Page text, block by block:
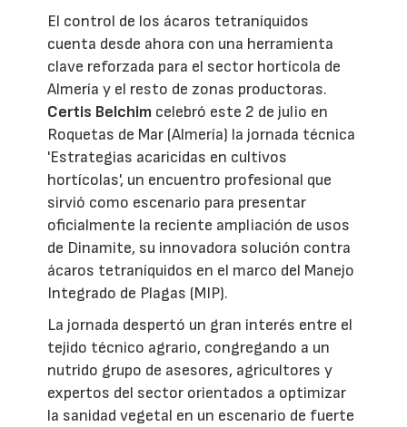
El control de los ácaros tetraníquidos
cuenta desde ahora con una herramienta
clave reforzada para el sector hortícola de
Almería y el resto de zonas productoras.
Certis Belchim celebró este 2 de julio en
Roquetas de Mar (Almería) la jornada técnica
'Estrategias acaricidas en cultivos
hortícolas', un encuentro profesional que
sirvió como escenario para presentar
oficialmente la reciente ampliación de usos
de Dinamite, su innovadora solución contra
ácaros tetraníquidos en el marco del Manejo
Integrado de Plagas (MIP).
La jornada despertó un gran interés entre el
tejido técnico agrario, congregando a un
nutrido grupo de asesores, agricultores y
expertos del sector orientados a optimizar
la sanidad vegetal en un escenario de fuerte